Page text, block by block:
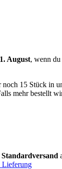
August, wenn du
15 Stück in
mehr bestellt
Lieferung